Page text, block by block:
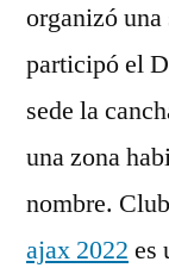
organizó una
participó el
sede la
una zona
nombre.
ajax 2022 es